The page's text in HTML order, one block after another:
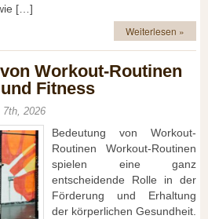
[…]
Weiterlesen »
Workout-Routinen
Fitness
7th, 2026
Bedeutung von Workout-
Routinen Workout-Routinen
spielen eine ganz
entscheidende Rolle in der
Förderung und Erhaltung
der körperlichen Gesundheit.